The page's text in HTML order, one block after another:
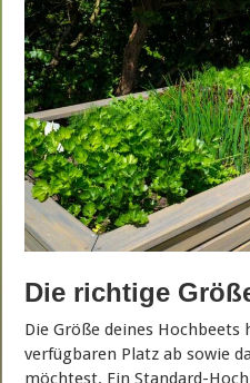
Die richtige
Die Größe deines Hochbeets
verfügbaren Platz ab sowie
möchtest. Ein Standard-